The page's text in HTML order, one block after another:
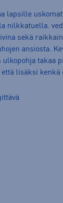
lapsille
nilkkatuella.
sekä
ansiosta.
ulkopohja takaa
lisäksi kenkä